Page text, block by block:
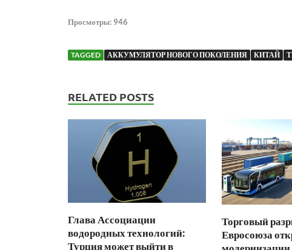
Просмотры: 946
TAGGED АККУМУЛЯТОР НОВОГО ПОКОЛЕНИЯ КИТАЙ
RELATED POSTS
Глава Ассоциации
водородных технологий:
Турция может выйти в
Торговый
Евросоюза